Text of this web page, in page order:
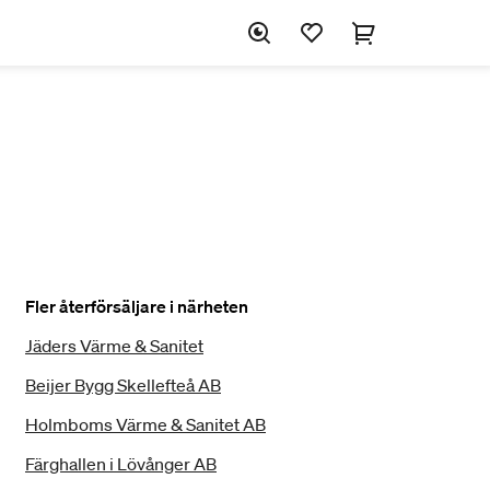
Fler återförsäljare i närheten
Jäders Värme & Sanitet
Beijer Bygg Skellefteå AB
Holmboms Värme & Sanitet AB
Färghallen i Lövånger AB